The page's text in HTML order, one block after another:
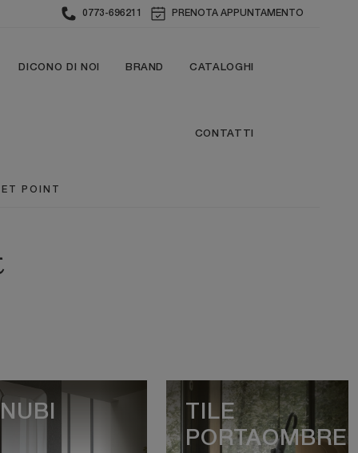
0773-696211 PRENOTA APPUNTAMENTO
DICONO DI NOI BRAND CATALOGHI
CONTATTI
POINT
TILE